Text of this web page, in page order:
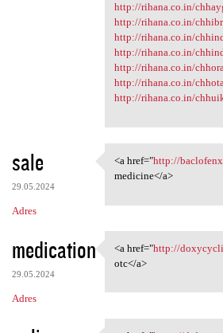
http://rihana.co.in/
http://rihana.co.in/
http://rihana.co.in/
http://rihana.co.in/
http://rihana.co.in/
http://rihana.co.in/
http://rihana.co.in/
sale
29.05.2024
Adres
<a href="http://
<a href="http://
medicine</a>
medication
29.05.2024
Adres
<a href="http://
<a href="http://
otc</a>